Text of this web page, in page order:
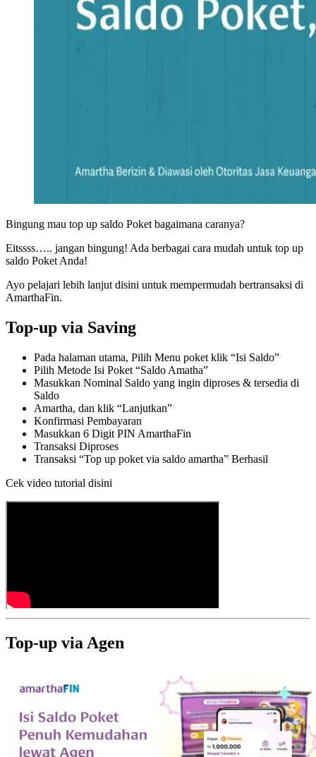
Bingung mau top up saldo Poket bagaimana caranya?
Eitssss….. jangan bingung! Ada berbagai cara mudah untuk top up
saldo Poket Anda!
Ayo pelajari lebih lanjut disini untuk mempermudah bertransaksi di
AmarthaFin.
Top-up via Saving
Pada halaman utama, Pilih Menu poket klik “Isi Saldo”
Pilih Metode Isi Poket “Saldo Amatha”
Masukkan Nominal Saldo yang ingin diproses & tersedia di
Saldo
Amartha, dan klik “Lanjutkan”
Konfirmasi Pembayaran
Masukkan 6 Digit PIN AmarthaFin
Transaksi Diproses
Transaksi “Top up poket via saldo amartha” Berhasil
Cek video tutorial disini
Top-up via Agen